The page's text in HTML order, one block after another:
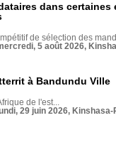
dans
de sélection des
5 août 2026,
à Bandundu Ville
de l'est...
29 juin 2026,